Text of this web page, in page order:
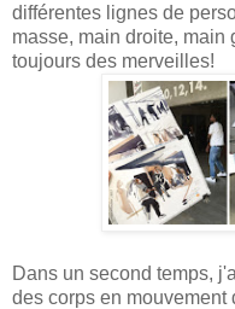
différentes lignes de
masse, main droite, main
toujours des merveilles!
Dans un second temps,
des corps en mouvement